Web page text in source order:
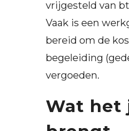
vrijgesteld van
Vaak is een
bereid om de
begeleiding
vergoeden.
Wat het